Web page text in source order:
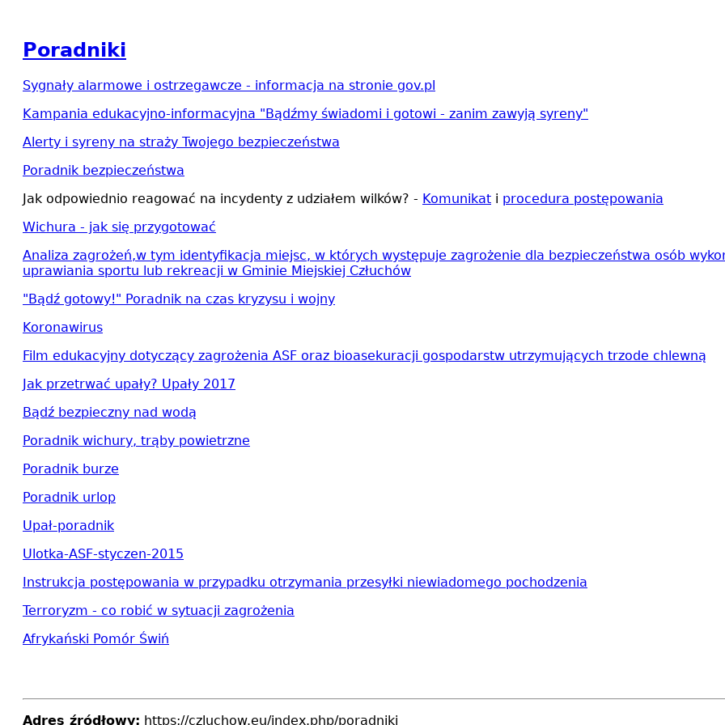
Poradniki
Sygnały alarmowe i ostrzegawcze - informacja na stronie gov.pl
Kampania edukacyjno-informacyjna "Bądźmy świadomi i gotowi - zanim zawyją syreny"
Alerty i syreny na straży Twojego bezpieczeństwa
Poradnik bezpieczeństwa
Jak odpowiednio reagować na incydenty z udziałem wilków? - Komunikat i procedura postępowania
Wichura - jak się przygotować
Analiza zagrożeń,w tym identyfikacja miejsc, w których występuje zagrożenie dla bezpieczeństwa osób
uprawiania sportu lub rekreacji w Gminie Miejskiej Człuchów
"Bądź gotowy!" Poradnik na czas kryzysu i wojny
Koronawirus
Film edukacyjny dotyczący zagrożenia ASF oraz bioasekuracji gospodarstw utrzymujących trzode chlewną
Jak przetrwać upały? Upały 2017
Bądź bezpieczny nad wodą
Poradnik wichury, trąby powietrzne
Poradnik burze
Poradnik urlop
Upał-poradnik
Ulotka-ASF-styczen-2015
Instrukcja postępowania w przypadku otrzymania przesyłki niewiadomego pochodzenia
Terroryzm - co robić w sytuacji zagrożenia
Afrykański Pomór Świń
Adres źródłowy: https://czluchow.eu/index.php/poradniki